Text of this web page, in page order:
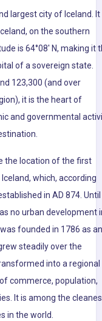
largest city of Iceland. It
on the southern
is 64°08' N, making it
of a sovereign state.
123,300 (and over
it is the heart of
and governmental
the location of the first
which, according
in AD 874. Until
no urban development
founded in 1786 as an
steadily over the
into a regional
commerce, population,
It is among the
in the world.